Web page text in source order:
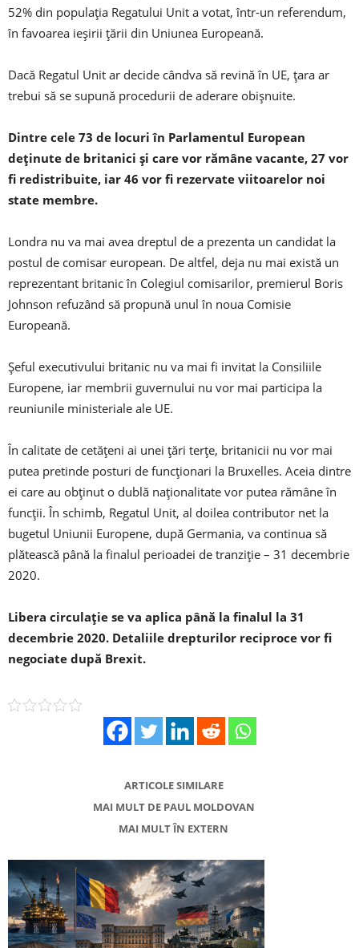
52% din populaţia Regatului Unit a votat, într-un referendum,
în favoarea ieşirii ţării din Uniunea Europeană.
Dacă Regatul Unit ar decide cândva să revină în UE, ţara ar
trebui să se supună procedurii de aderare obişnuite.
Dintre cele 73 de locuri în Parlamentul European
deţinute de britanici şi care vor rămâne vacante, 27 vor
fi redistribuite, iar 46 vor fi rezervate viitoarelor noi
state membre.
Londra nu va mai avea dreptul de a prezenta un candidat la
postul de comisar european. De altfel, deja nu mai există un
reprezentant britanic în Colegiul comisarilor, premierul Boris
Johnson refuzând să propună unul în noua Comisie
Europeană.
Şeful executivului britanic nu va mai fi invitat la Consiliile
Europene, iar membrii guvernului nu vor mai participa la
reuniunile ministeriale ale UE.
În calitate de cetăţeni ai unei ţări terţe, britanicii nu vor mai
putea pretinde posturi de funcţionari la Bruxelles. Aceia dintre
ei care au obţinut o dublă naţionalitate vor putea rămâne în
funcţii. În schimb, Regatul Unit, al doilea contributor net la
bugetul Uniunii Europene, după Germania, va continua să
plătească până la finalul perioadei de tranziţie – 31 decembrie
2020.
Libera circulaţie se va aplica până la finalul la 31
decembrie 2020. Detaliile drepturilor reciproce vor fi
negociate după Brexit.
ARTICOLE SIMILARE
MAI MULT DE PAUL MOLDOVAN
MAI MULT ÎN EXTERN